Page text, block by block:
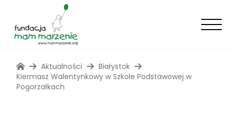
Aktualności
Białystok
Kiermasz Walentynkowy w Szkole Podstawowej w
Pogorzałkach